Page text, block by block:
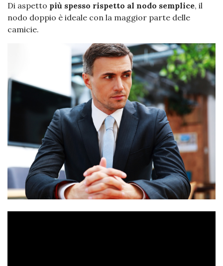
Di aspetto più spesso rispetto al nodo semplice, il
nodo doppio è ideale con la maggior parte delle
camicie.